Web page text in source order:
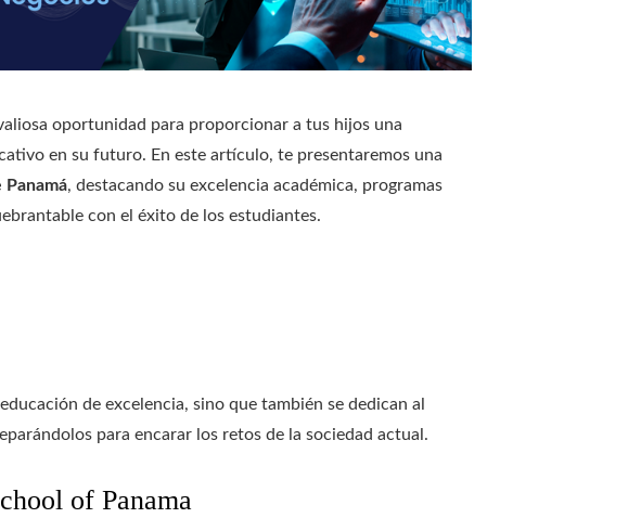
oportunidad para proporcionar a tus hijos una
en su futuro. En este artículo, te presentaremos una
Panamá, destacando su excelencia académica, programas
con el éxito de los estudiantes.
de excelencia, sino que también se dedican al
para encarar los retos de la sociedad actual.
of Panama